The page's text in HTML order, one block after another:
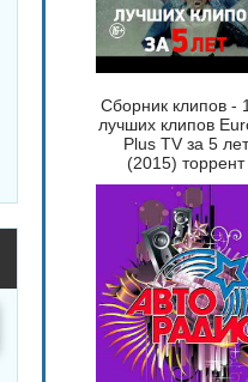
Сборник клипов -
лучших клипов
Plus TV за 5 лет
(2015) торрент